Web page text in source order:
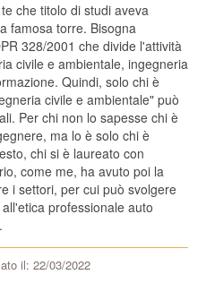
che titolo di studi aveva
famosa torre. Bisogna
328/2001 che divide l'attività
civile e ambientale, ingegneria
Quindi, solo chi è
civile e ambientale" può
Per chi non lo sapesse chi è
ma lo è solo chi è
chi si è laureato con
come me, ha avuto poi la
i settori, per cui può svolgere
professionale auto
il: 22/03/2022